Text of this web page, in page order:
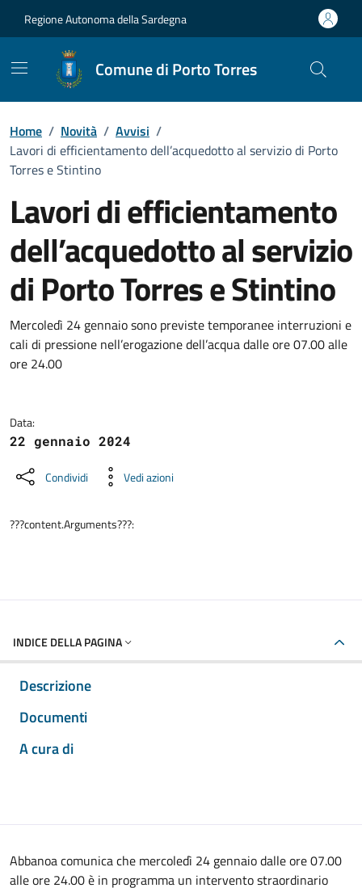
Regione Autonoma della Sardegna
Comune di Porto Torres
Home / Novità / Avvisi /
Lavori di efficientamento dell’acquedotto al servizio di Porto
Torres e Stintino
Lavori di efficientamento
dell’acquedotto al servizio
di Porto Torres e Stintino
Dettagli della notizia
Mercoledì 24 gennaio sono previste temporanee interruzioni e
cali di pressione nell’erogazione dell’acqua dalle ore 07.00 alle
ore 24.00
Data:
22 gennaio 2024
Condividi Vedi azioni
???content.Arguments???:
INDICE DELLA PAGINA
Descrizione
Documenti
A cura di
Abbanoa comunica che mercoledì 24 gennaio dalle ore 07.00
alle ore 24.00 è in programma un intervento straordinario